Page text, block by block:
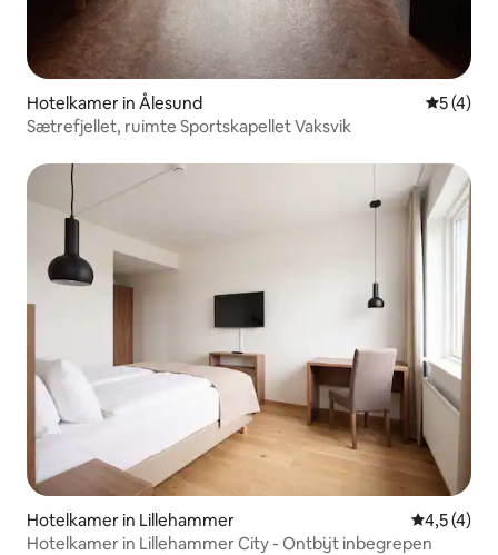
Hotelkamer in Ålesund
5 (4)
Sætrefjellet, ruimte Sportskapellet Vaksvik
Hotelkamer in Lillehammer
4,5 (4)
Hotelkamer in Lillehammer City - Ontbijt inbegrepen